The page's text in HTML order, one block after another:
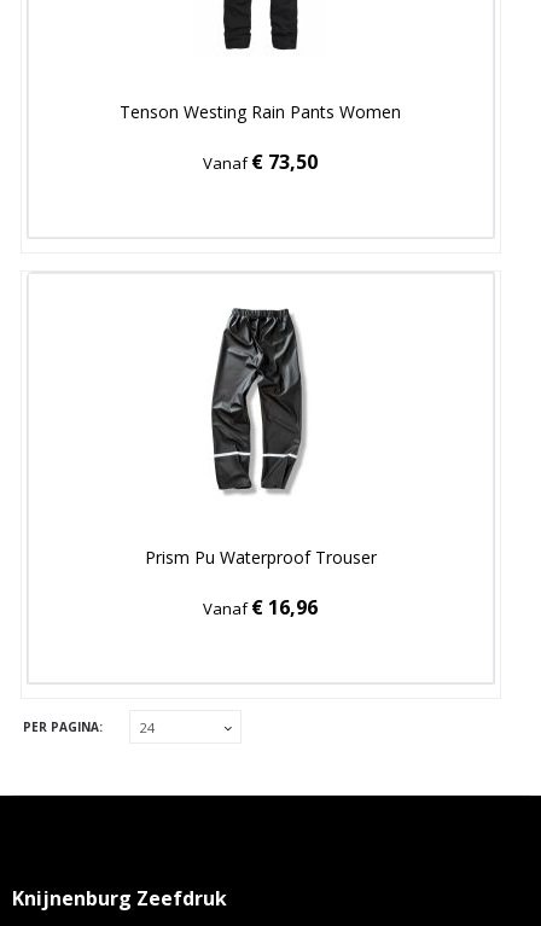
Tenson Westing Rain Pants Women
Vanaf€ 73,50
Prism Pu Waterproof Trouser
Vanaf€ 16,96
PER PAGINA:
Knijnenburg Zeefdruk